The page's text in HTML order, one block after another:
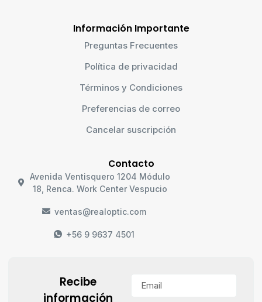
Información Importante
Preguntas Frecuentes
Política de privacidad
Términos y Condiciones
Preferencias de correo
Cancelar suscripción
Contacto
Avenida Ventisquero 1204 Módulo
18, Renca. Work Center Vespucio
ventas@realoptic.com
+56 9 9637 4501
Recibe
información